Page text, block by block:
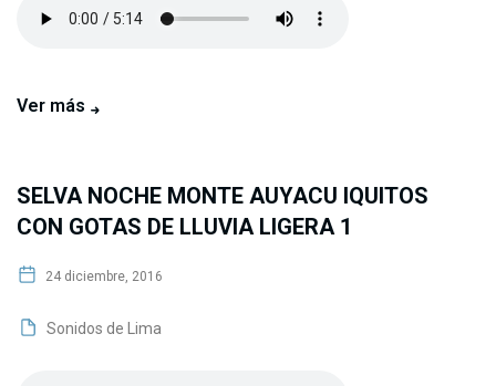
Ver más
SELVA NOCHE MONTE AUYACU IQUITOS
CON GOTAS DE LLUVIA LIGERA 1
24 diciembre, 2016
Sonidos de Lima